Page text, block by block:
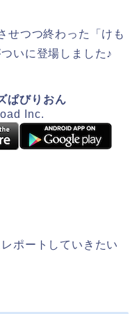
せつつ終わった「けも
いに登場しました♪
ぱびりおん
Inc.
ポートしていきたい